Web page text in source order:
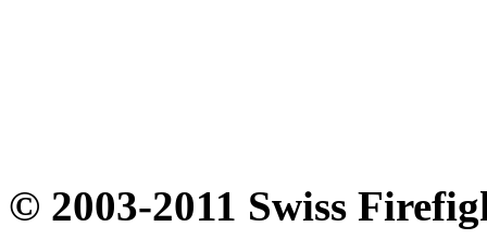
© 2003-2011 Swiss